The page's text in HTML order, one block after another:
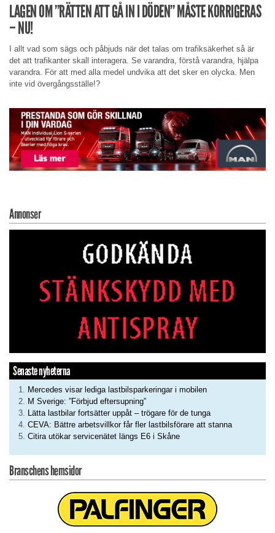
LAGEN OM ”RÄTTEN ATT GÅ IN I DÖDEN” MÅSTE KORRIGERAS
– NU!
I allt vad som sägs och påbjuds när det talas om trafiksäkerhet så är
det att trafikanter skall interagera. Se varandra, förstå varandra, hjälpa
varandra. För att med alla medel undvika att det sker en olycka. Men
inte vid övergångsställe!?
Annonser
Senaste nyheterna
Mercedes visar lediga lastbilsparkeringar i mobilen
M Sverige: ”Förbjud eftersupning”
Lätta lastbilar fortsätter uppåt – trögare för de tunga
CEVA: Bättre arbetsvillkor får fler lastbilsförare att stanna
Citira utökar servicenätet längs E6 i Skåne
Branschens hemsidor